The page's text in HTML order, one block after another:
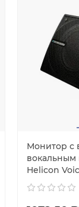
Монитор с
вокальным
Helicon